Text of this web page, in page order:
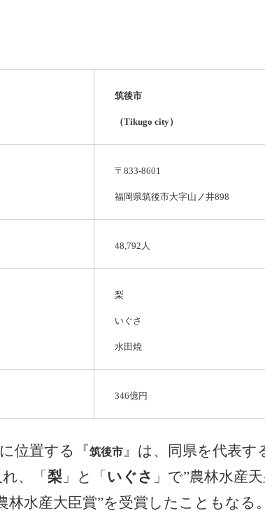
筑後市
（Tikugo city）
〒833-8601
福岡県筑後市大字山ノ井898
48,792人
梨
いぐさ
水田焼
346億円
位置する『筑後市 』は、同県を代表す
、「 梨 」と「 いぐさ 」で”農林水産
林水産大臣賞”を受賞したこともなる。